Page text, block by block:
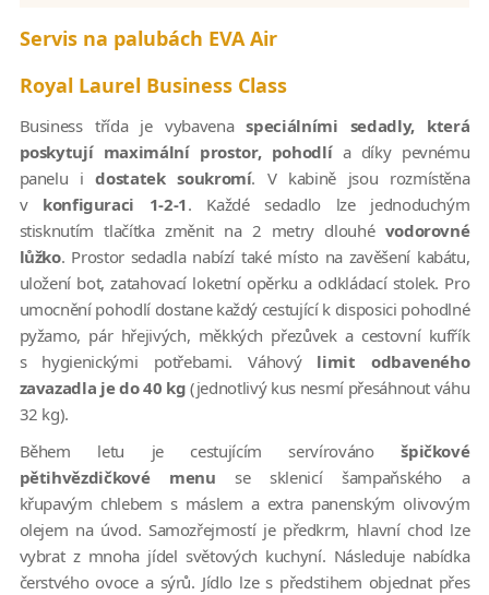
Servis na palubách EVA Air
Royal Laurel Business Class
Business třída je vybavenaspeciálními sedadly, která
poskytují maximální prostor, pohodlía díky pevnému
panelu idostatek soukromí. V kabině jsou rozmístěna
v konfiguraci 1-2-1. Každé sedadlo lze jednoduchým
stisknutím tlačítka změnit na 2 metry dlouhé vodorovné
lůžko. Prostor sedadla nabízí také místo na zavěšení kabátu,
uložení bot, zatahovací loketní opěrku a odkládací stolek. Pro
umocnění pohodlí dostane každý cestující k disposici pohodlné
pyžamo, pár hřejivých, měkkých přezůvek a cestovní kufřík
s hygienickými potřebami. Váhový limit odbaveného
zavazadla je do 40 kg (jednotlivý kus nesmí přesáhnout váhu
32 kg).
Během letu je cestujícím servírovánošpičkové
pětihvězdičkové menu se sklenicí šampaňského a
křupavým chlebem s máslem a extra panenským olivovým
olejem na úvod. Samozřejmostí je předkrm, hlavní chod lze
vybrat z mnoha jídel světových kuchyní. Následuje nabídka
čerstvého ovoce a sýrů. Jídlo lze s předstihem objednat přes